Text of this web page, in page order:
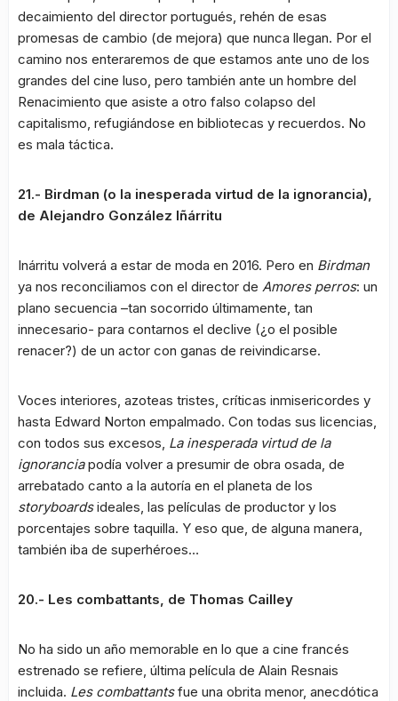
decaimiento del director portugués, rehén de esas
promesas de cambio (de mejora) que nunca llegan. Por el
camino nos enteraremos de que estamos ante uno de los
grandes del cine luso, pero también ante un hombre del
Renacimiento que asiste a otro falso colapso del
capitalismo, refugiándose en bibliotecas y recuerdos. No
es mala táctica.
21.- Birdman (o la inesperada virtud de la ignorancia),
de Alejandro González Iñárritu
Inárritu volverá a estar de moda en 2016. Pero en Birdman
ya nos reconciliamos con el director de Amores perros: un
plano secuencia –tan socorrido últimamente, tan
innecesario- para contarnos el declive (¿o el posible
renacer?) de un actor con ganas de reivindicarse.
Voces interiores, azoteas tristes, críticas inmisericordes y
hasta Edward Norton empalmado. Con todas sus licencias,
con todos sus excesos, La inesperada virtud de la
ignoranciapodía volver a presumir de obra osada, de
arrebatado canto a la autoría en el planeta de los
storyboardsideales, las películas de productor y los
porcentajes sobre taquilla. Y eso que, de alguna manera,
también iba de superhéroes…
20.- Les combattants, de Thomas Cailley
No ha sido un año memorable en lo que a cine francés
estrenado se refiere, última película de Alain Resnais
incluida. Les combattantsfue una obrita menor, anecdótica